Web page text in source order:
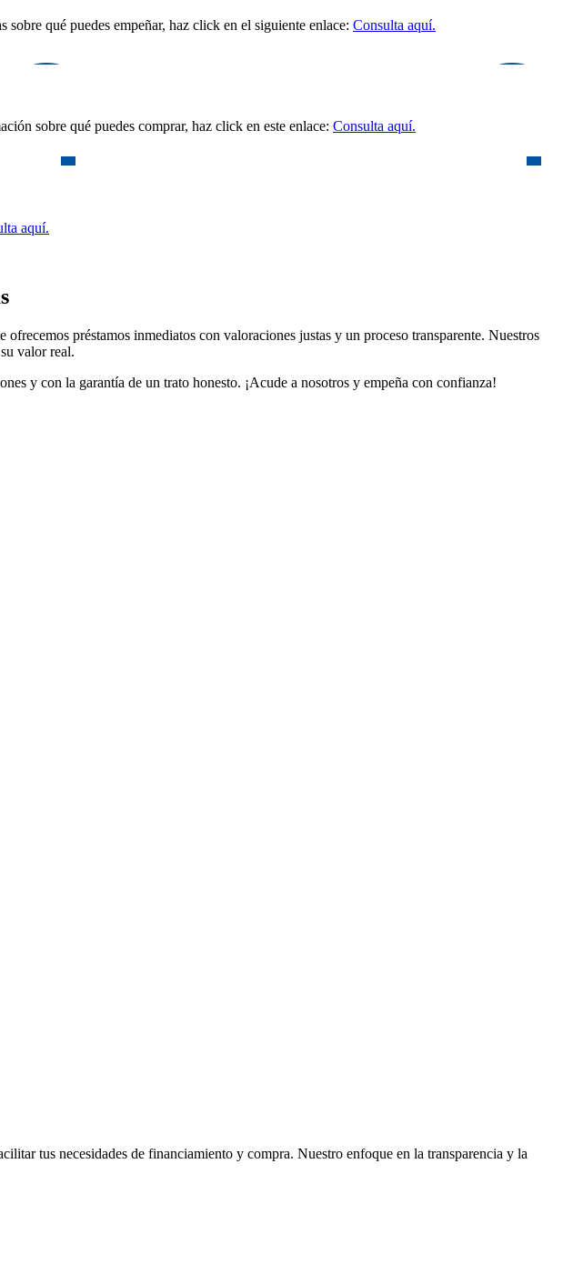
qué puedes empeñar, haz click en el siguiente enlace: Consulta aquí.
sobre qué puedes comprar, haz click en este enlace: Consulta aquí.
aquí.
ofrecemos préstamos inmediatos con valoraciones justas y un proceso transparente. Nuestros
valor real.
y con la garantía de un trato honesto. ¡Acude a nosotros y empeña con confianza!
tus necesidades de financiamiento y compra. Nuestro enfoque en la transparencia y la